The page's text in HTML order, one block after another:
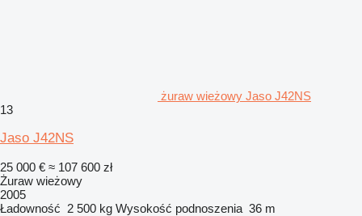
żuraw wieżowy Jaso J42NS
13
Jaso J42NS
25 000 € ≈ 107 600 zł
Żuraw wieżowy
2005
Ładowność 2 500 kg Wysokość podnoszenia 36 m